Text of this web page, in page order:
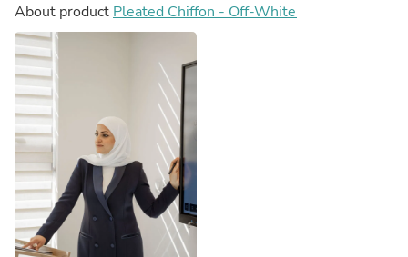
About product Pleated Chiffon - Off-White